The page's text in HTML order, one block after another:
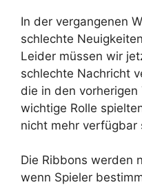
In der vergangenen
schlechte
Leider müssen wir
schlechte Nachricht
die in den vorherigen
wichtige Rolle
nicht mehr verfügbar
Die Ribbons werden
wenn Spieler